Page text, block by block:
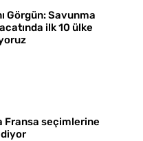
Görgün: Savunma
ilk 10 ülke
Fransa seçimlerine